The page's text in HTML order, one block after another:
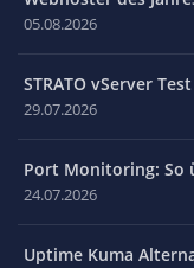
05.08.2026
STRATO vServer
29.07.2026
Port Monitoring: So
24.07.2026
Uptime Kuma